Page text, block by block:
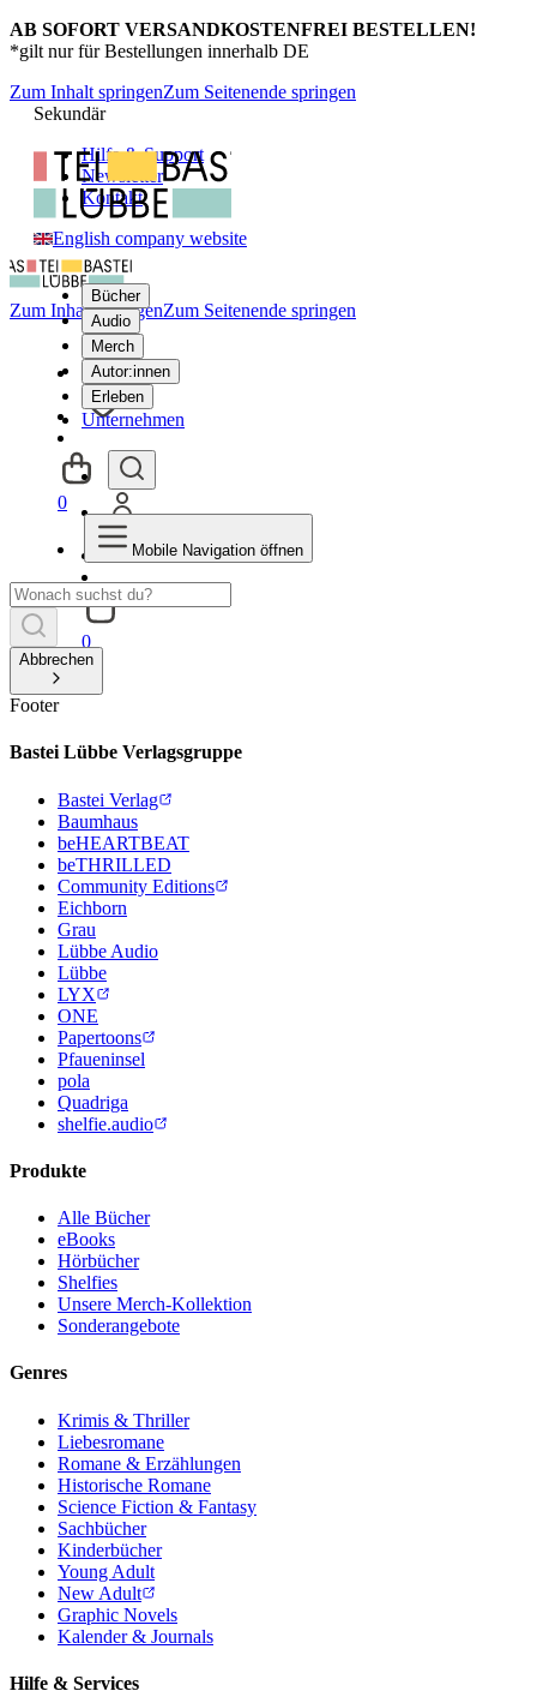
AB SOFORT VERSANDKOSTENFREI BESTELLEN!
*gilt nur für Bestellungen innerhalb DE
Zum Inhalt springenZum Seitenende springen
Sekundär
Hilfe & Support
Newsletter
Kontakt
English company website
Bücher
Audio
Merch
Autor:innen
Erleben
Unternehmen
0
Zum Inhalt springenZum Seitenende springen
0
Mobile Navigation öffnen
Abbrechen
Footer
Bastei Lübbe Verlagsgruppe
Bastei Verlag
Baumhaus
beHEARTBEAT
beTHRILLED
Community Editions
Eichborn
Grau
Lübbe Audio
Lübbe
LYX
ONE
Papertoons
Pfaueninsel
pola
Quadriga
shelfie.audio
Produkte
Alle Bücher
eBooks
Hörbücher
Shelfies
Unsere Merch-Kollektion
Sonderangebote
Genres
Krimis & Thriller
Liebesromane
Romane & Erzählungen
Historische Romane
Science Fiction & Fantasy
Sachbücher
Kinderbücher
Young Adult
New Adult
Graphic Novels
Kalender & Journals
Hilfe & Services